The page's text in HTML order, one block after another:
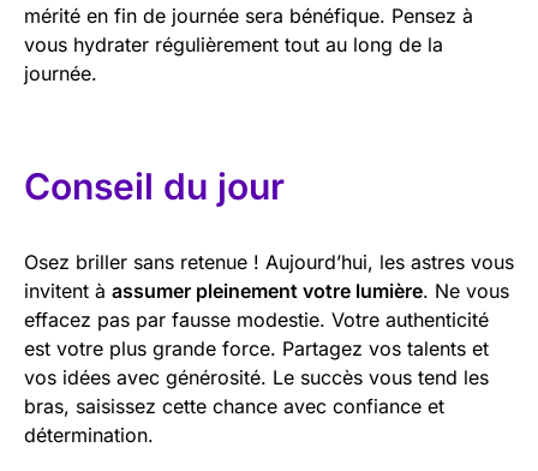
mérité en fin de journée sera bénéfique. Pensez à
vous hydrater régulièrement tout au long de la
journée.
Conseil du jour
Osez briller sans retenue ! Aujourd’hui, les astres vous
invitent à assumer pleinement votre lumière. Ne vous
effacez pas par fausse modestie. Votre authenticité
est votre plus grande force. Partagez vos talents et
vos idées avec générosité. Le succès vous tend les
bras, saisissez cette chance avec confiance et
détermination.